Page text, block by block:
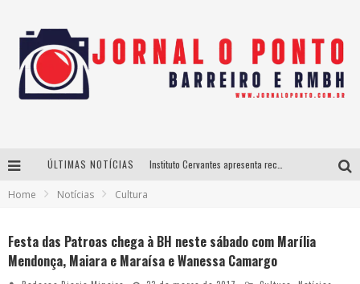
ÚLTIMAS NOTÍCIAS
Home Notícias Cultura
Festa das Patroas chega à BH neste sábado com Marília
Mendonça, Maiara e Maraísa e Wanessa Camargo